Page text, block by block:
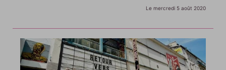
Le mercredi 5 août 2020